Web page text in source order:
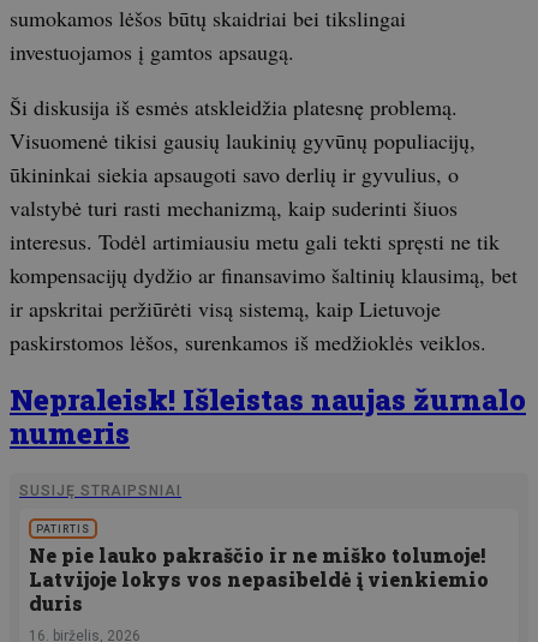
sumokamos lėšos būtų skaidriai bei tikslingai
investuojamos į gamtos apsaugą.
Ši diskusija iš esmės atskleidžia platesnę problemą.
Visuomenė tikisi gausių laukinių gyvūnų populiacijų,
ūkininkai siekia apsaugoti savo derlių ir gyvulius, o
valstybė turi rasti mechanizmą, kaip suderinti šiuos
interesus. Todėl artimiausiu metu gali tekti spręsti ne tik
kompensacijų dydžio ar finansavimo šaltinių klausimą, bet
ir apskritai peržiūrėti visą sistemą, kaip Lietuvoje
paskirstomos lėšos, surenkamos iš medžioklės veiklos.
Nepraleisk! Išleistas naujas žurnalo
numeris
SUSIJĘ STRAIPSNIAI
PATIRTIS
Ne pie lauko pakraščio ir ne miško tolumoje!
Latvijoje lokys vos nepasibeldė į vienkiemio
duris
16. birželis, 2026